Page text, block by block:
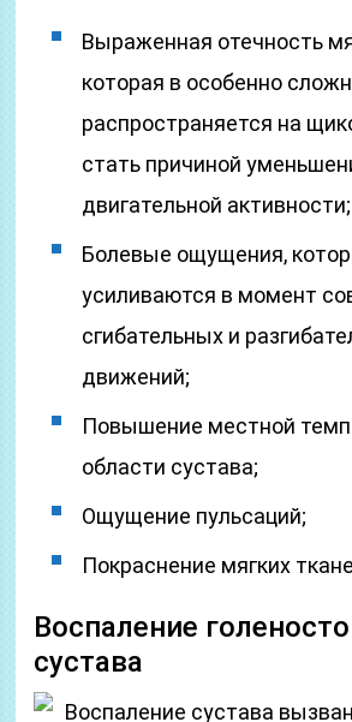
Выраженная отечность
которая в особенно
распространяется на
стать причиной
двигательной активности;
Болевые ощущения,
усиливаются в момент
сгибательных и
движений;
Повышение местной
области сустава;
Ощущение пульсаций;
Покраснение мягких
Воспаление
сустава
Воспаление сустава